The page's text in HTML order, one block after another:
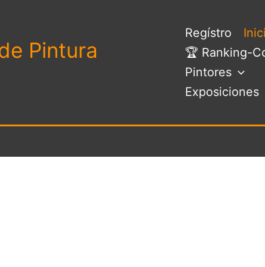
Pintura
Regístro
🏆 Ranking-
Pintores
Exposiciones